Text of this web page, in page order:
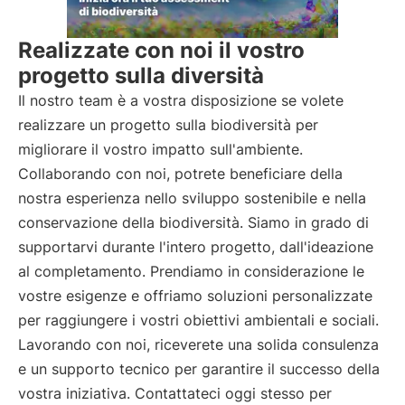
Realizzate con noi il vostro
progetto sulla diversità
Il nostro team è a vostra disposizione se volete
realizzare un progetto sulla biodiversità per
migliorare il vostro impatto sull'ambiente.
Collaborando con noi, potrete beneficiare della
nostra esperienza nello sviluppo sostenibile e nella
conservazione della biodiversità. Siamo in grado di
supportarvi durante l'intero progetto, dall'ideazione
al completamento. Prendiamo in considerazione le
vostre esigenze e offriamo soluzioni personalizzate
per raggiungere i vostri obiettivi ambientali e sociali.
Lavorando con noi, riceverete una solida consulenza
e un supporto tecnico per garantire il successo della
vostra iniziativa. Contattateci oggi stesso per